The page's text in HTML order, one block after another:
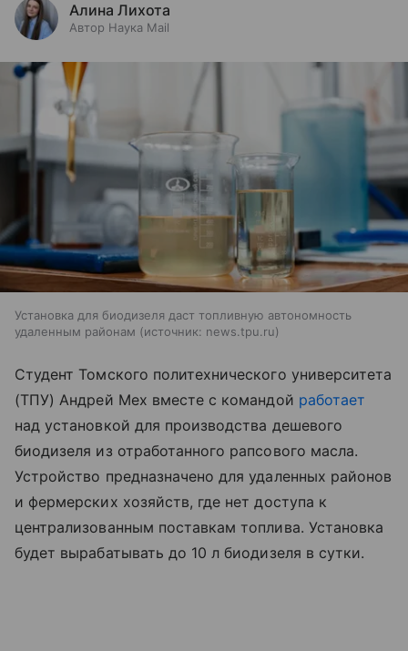
Алина Лихота
Автор Наука Mail
Установка для биодизеля даст топливную автономность
удаленным районам
источник: news.tpu.ru
Студент Томского политехнического университета
(ТПУ) Андрей Мех вместе с командой работает
над установкой для производства дешевого
биодизеля из отработанного рапсового масла.
Устройство предназначено для удаленных районов
и фермерских хозяйств, где нет доступа к
централизованным поставкам топлива. Установка
будет вырабатывать до 10 л биодизеля в сутки.